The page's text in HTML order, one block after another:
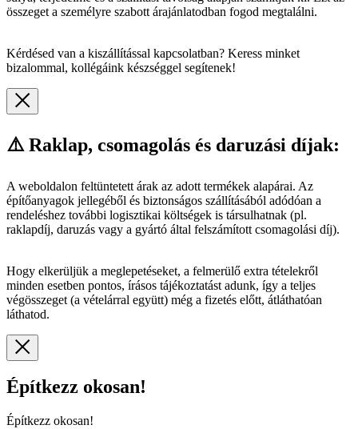
összeget a személyre szabott árajánlatodban fogod megtalálni.
Kérdésed van a kiszállítással kapcsolatban? Keress minket
bizalommal, kollégáink készséggel segítenek!
⚠️ Raklap, csomagolás és daruzási díjak:
A weboldalon feltüntetett árak az adott termékek alapárai. Az
építőanyagok jellegéből és biztonságos szállításából adódóan a
rendeléshez további logisztikai költségek is társulhatnak (pl.
raklapdíj, daruzás vagy a gyártó által felszámított csomagolási díj).
Hogy elkerüljük a meglepetéseket, a felmerülő extra tételekről
minden esetben pontos, írásos tájékoztatást adunk, így a teljes
végösszeget (a vételárral együtt) még a fizetés előtt, átláthatóan
láthatod.
Építkezz okosan!
Építkezz okosan!